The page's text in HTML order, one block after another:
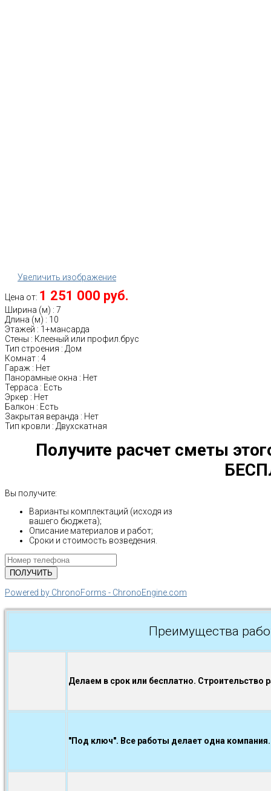
Увеличить изображение
Цена от: 1 251 000 руб.
Ширина (м) : 7
Длина (м) : 10
Этажей : 1+мансарда
Стены : Клееный или профил.брус
Тип строения : Дом
Комнат : 4
Гараж : Нет
Панорамные окна : Нет
Терраса : Есть
Эркер : Нет
Балкон : Есть
Закрытая веранда : Нет
Тип кровли : Двухскатная
Получите расчет сметы
Вы получите:
Варианты комплектаций (исходя из
вашего бюджета);
Описание материалов и работ;
Сроки и стоимость возведения.
Powered by ChronoForms - ChronoEngine.com
Преимущества
Делаем в срок или бесплатно. Строительство
"Под ключ". Все работы делает одна компания.